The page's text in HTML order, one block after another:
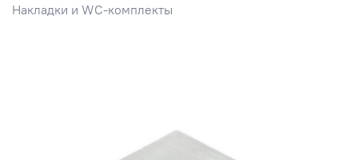
Накладки и WC-комплекты